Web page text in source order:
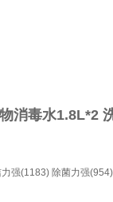
消毒水1.8L*2
强(1183) 除菌力强(954)